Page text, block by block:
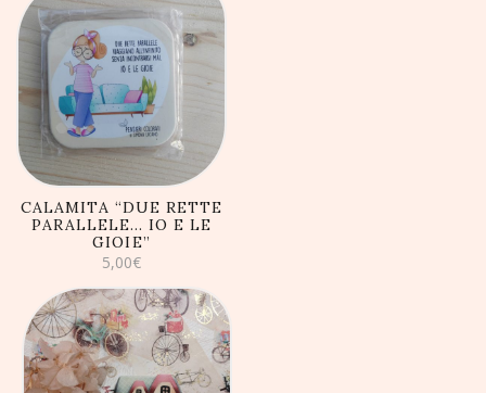
AGGIUNGI AL
CARRELLO
CALAMITA “DUE RETTE
PARALLELE… IO E LE
GIOIE”
5,00€
AGGIUNGI AL